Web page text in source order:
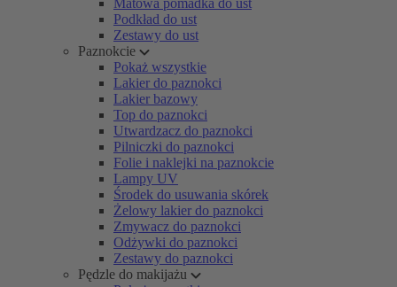
Matowa pomadka do ust
Podkład do ust
Zestawy do ust
Paznokcie
Pokaż wszystkie
Lakier do paznokci
Lakier bazowy
Top do paznokci
Utwardzacz do paznokci
Pilniczki do paznokci
Folie i naklejki na paznokcie
Lampy UV
Środek do usuwania skórek
Żelowy lakier do paznokci
Zmywacz do paznokci
Odżywki do paznokci
Zestawy do paznokci
Pędzle do makijażu